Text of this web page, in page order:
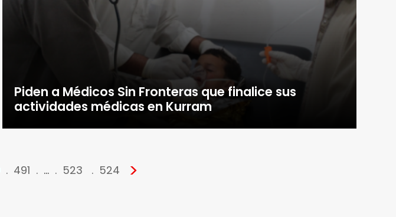
Piden a Médicos Sin Fronteras que finalice sus
actividades médicas en Kurram
491 … 523 524 >